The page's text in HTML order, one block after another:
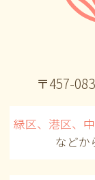
〒457-
緑区、港区、
などか